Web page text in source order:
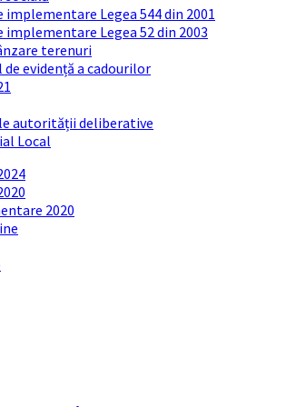
implementare Legea 544 din 2001
implementare Legea 52 din 2003
terenuri
evidență a cadourilor
autorității deliberative
Local
2020